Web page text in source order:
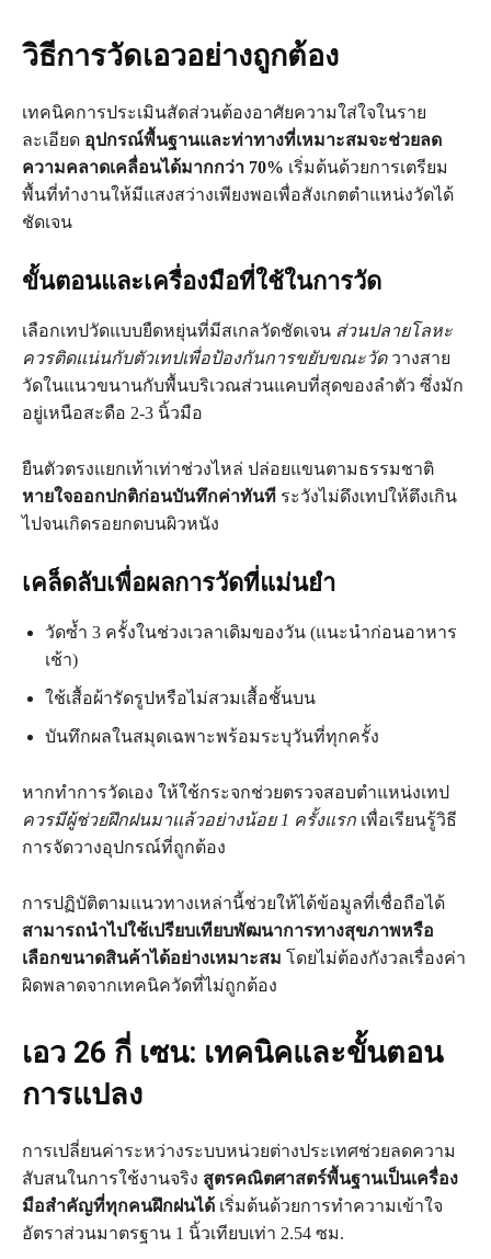
วิธีการวัดเอวอย่างถูกต้อง
เทคนิคการประเมินสัดส่วนต้องอาศัยความใส่ใจในราย
ละเอียด อุปกรณ์พื้นฐานและท่าทางที่เหมาะสมจะช่วยลด
ความคลาดเคลื่อนได้มากกว่า 70% เริ่มต้นด้วยการเตรียม
พื้นที่ทำงานให้มีแสงสว่างเพียงพอเพื่อสังเกตตำแหน่งวัดได้
ชัดเจน
ขั้นตอนและเครื่องมือที่ใช้ในการวัด
เลือกเทปวัดแบบยืดหยุ่นที่มีสเกลวัดชัดเจน ส่วนปลายโลหะ
ควรติดแน่นกับตัวเทปเพื่อป้องกันการขยับขณะวัดวางสาย
วัดในแนวขนานกับพื้นบริเวณส่วนแคบที่สุดของลำตัว ซึ่งมัก
อยู่เหนือสะดือ 2-3 นิ้วมือ
ยืนตัวตรงแยกเท้าเท่าช่วงไหล่ ปล่อยแขนตามธรรมชาติ
หายใจออกปกติก่อนบันทึกค่าทันที ระวังไม่ดึงเทปให้ตึงเกิน
ไปจนเกิดรอยกดบนผิวหนัง
เคล็ดลับเพื่อผลการวัดที่แม่นยำ
วัดซ้ำ 3 ครั้งในช่วงเวลาเดิมของวัน (แนะนำก่อนอาหาร
เช้า)
ใช้เสื้อผ้ารัดรูปหรือไม่สวมเสื้อชั้นบน
บันทึกผลในสมุดเฉพาะพร้อมระบุวันที่ทุกครั้ง
หากทำการวัดเอง ให้ใช้กระจกช่วยตรวจสอบตำแหน่งเทป
ควรมีผู้ช่วยฝึกฝนมาแล้วอย่างน้อย 1 ครั้งแรก เพื่อเรียนรู้วิธี
การจัดวางอุปกรณ์ที่ถูกต้อง
การปฏิบัติตามแนวทางเหล่านี้ช่วยให้ได้ข้อมูลที่เชื่อถือได้
สามารถนำไปใช้เปรียบเทียบพัฒนาการทางสุขภาพหรือ
เลือกขนาดสินค้าได้อย่างเหมาะสม โดยไม่ต้องกังวลเรื่องค่า
ผิดพลาดจากเทคนิควัดที่ไม่ถูกต้อง
เอว 26 กี่ เซน: เทคนิคและขั้นตอน
การแปลง
การเปลี่ยนค่าระหว่างระบบหน่วยต่างประเทศช่วยลดความ
สับสนในการใช้งานจริง สูตรคณิตศาสตร์พื้นฐานเป็นเครื่อง
มือสำคัญที่ทุกคนฝึกฝนได้ เริ่มต้นด้วยการทำความเข้าใจ
อัตราส่วนมาตรฐาน 1 นิ้วเทียบเท่า 2.54 ซม.